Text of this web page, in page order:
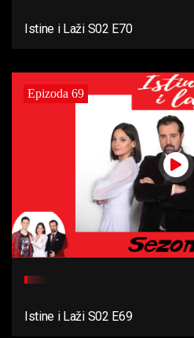
Istine i Laži S02 E70
Epizoda 69
Istine i Laži S02 E69